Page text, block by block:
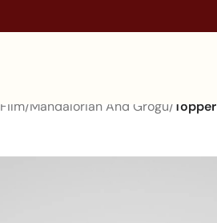
Film/Mandalorian And Grogu/